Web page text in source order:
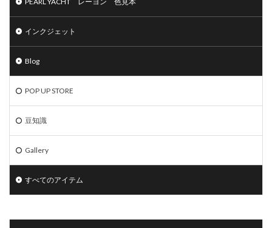
インクジェット
Blog
POP UP STORE
豆知識
Gallery
すべてのアイテム